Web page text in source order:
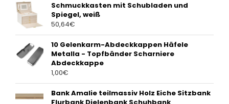
Schmuckkasten mit Schubladen und
Spiegel, weiß
50,64€
10 Gelenkarm-Abdeckkappen Häfele
Metalla - Topfbänder Scharniere
Abdeckkappe
1,00€
Bank Amalie teilmassiv Holz Eiche Sitzbank